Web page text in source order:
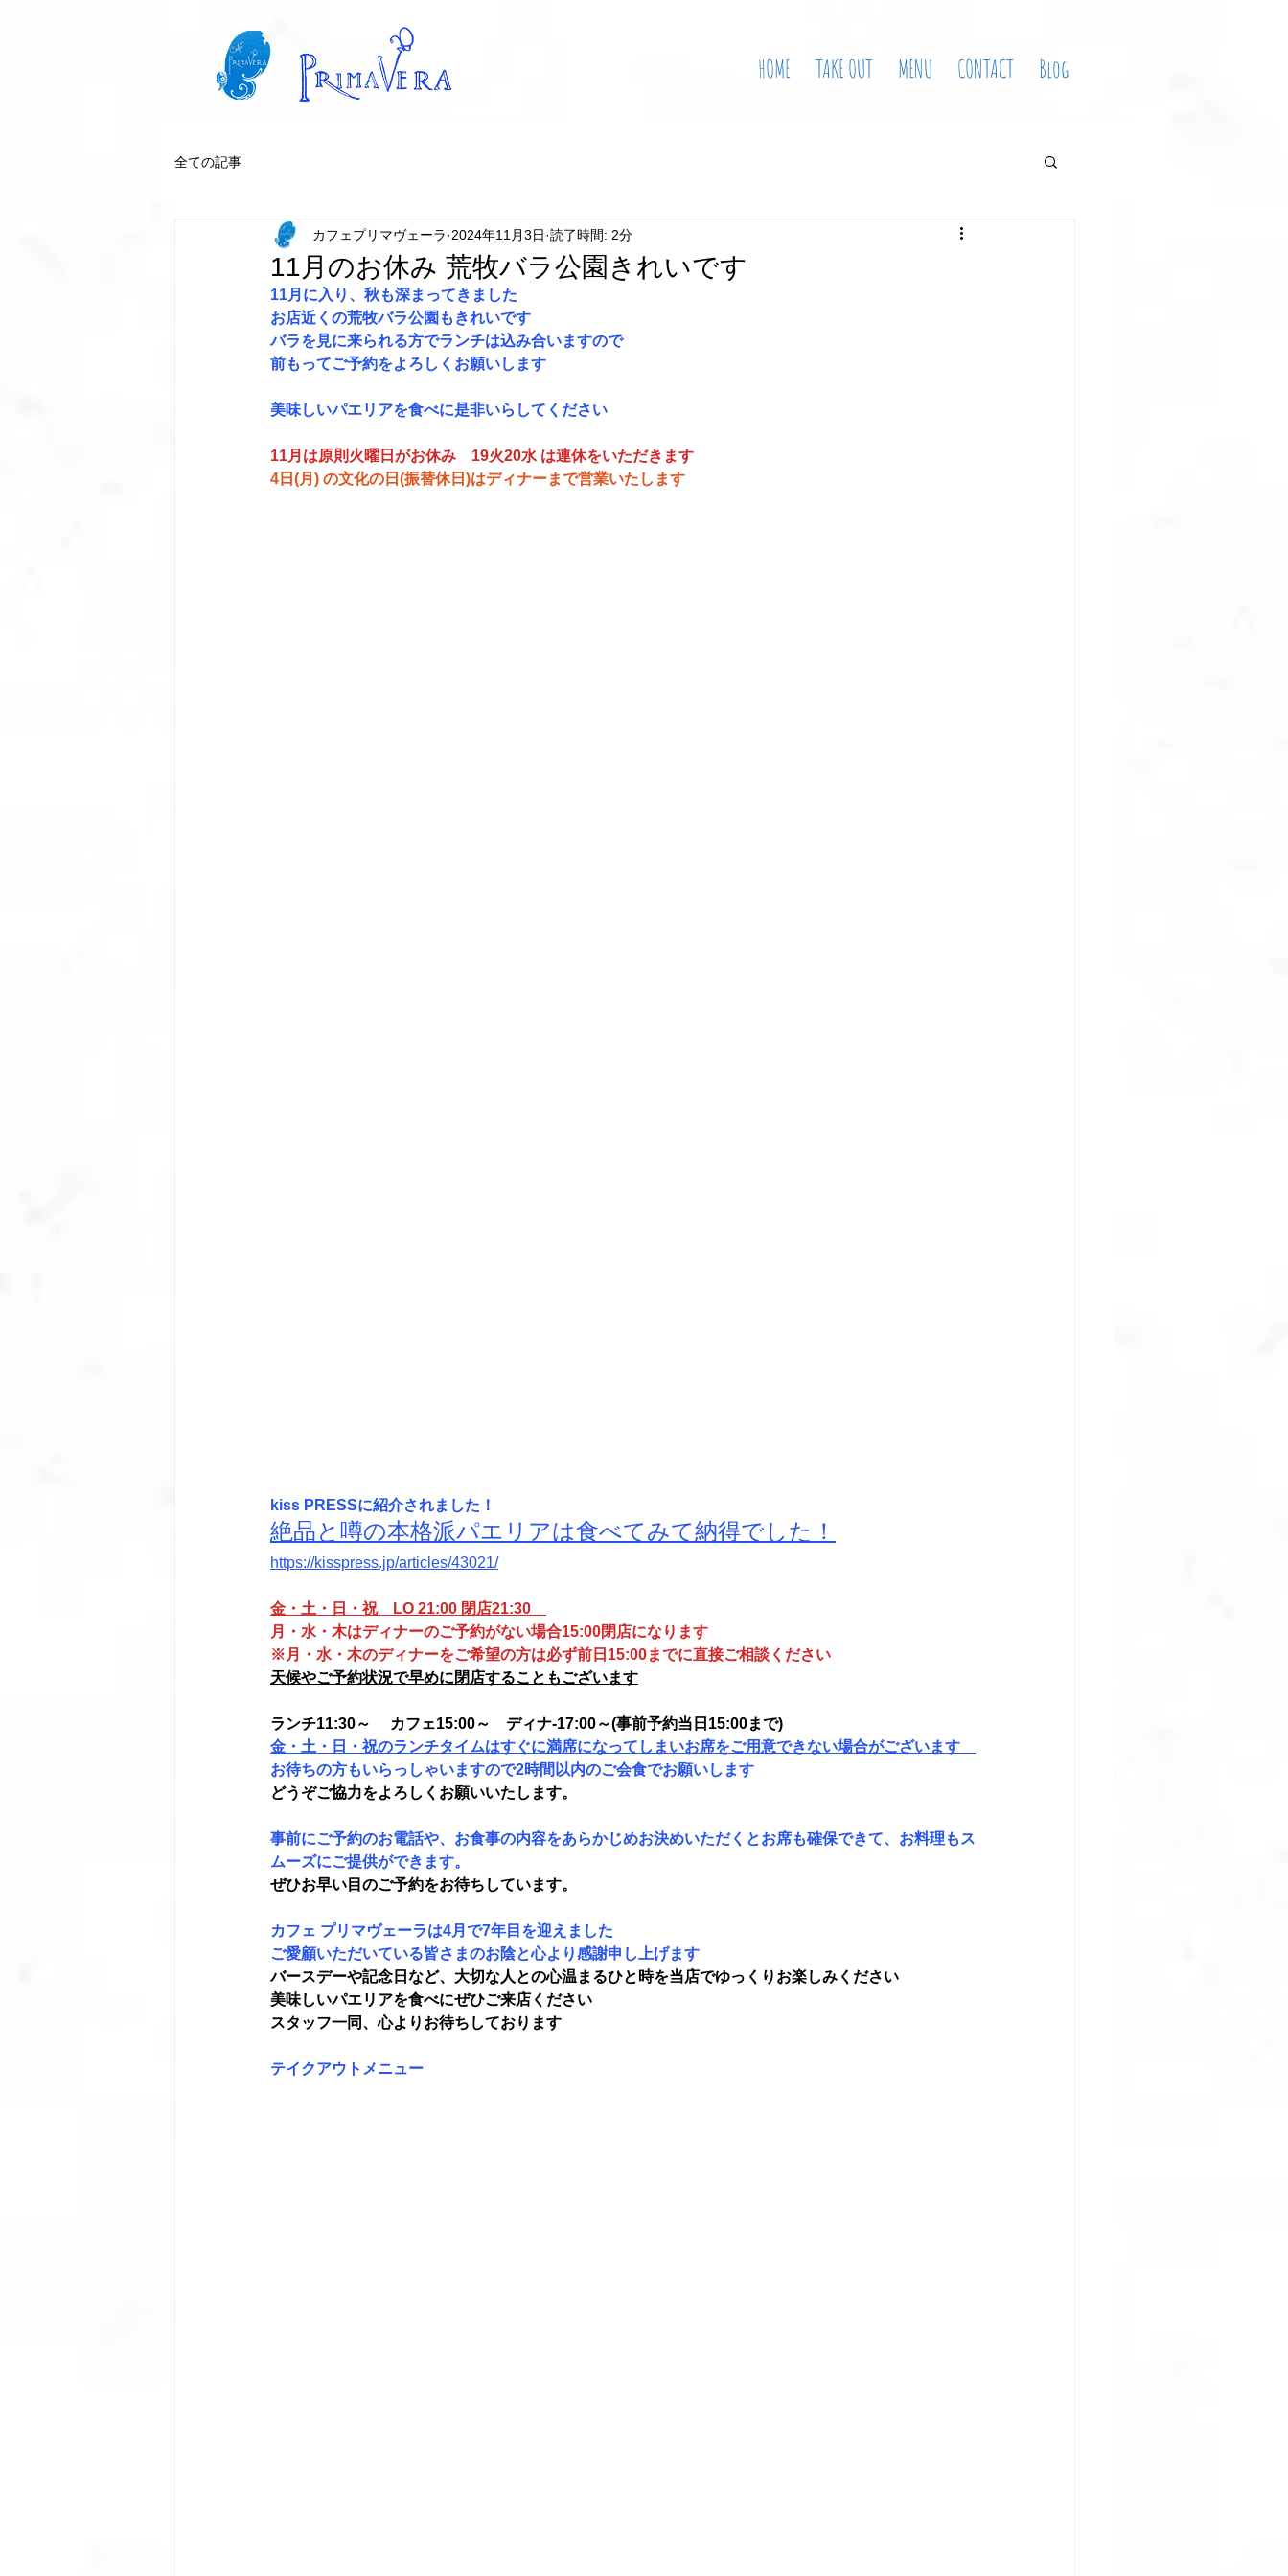
HOME TAKE OUT MENU CONTACT Blog
全ての記事
11月のお休み 荒牧バラ公園きれいです
カフェプリマヴェーラ 2024年11月3日 読了時間: 2分
11月に入り、秋も深まってきました
お店近くの荒牧バラ公園もきれいです
バラを見に来られる方でランチは込み合いますので
前もってご予約をよろしくお願いします
美味しいパエリアを食べに是非いらしてください
11月は原則火曜日がお休み　19火20水 は連休をいただきます
4日(月) の文化の日(振替休日)はディナーまで営業いたします
kiss PRESSに紹介されました！
絶品と噂の本格派パエリアは食べてみて納得でした！
https://kisspress.jp/articles/43021/
金・土・日・祝　LO 21:00 閉店21:30
月・水・木はディナーのご予約がない場合15:00閉店になります
※月・水・木のディナーをご希望の方は必ず前日15:00までに直接ご相談ください
天候やご予約状況で早めに閉店することもございます
ランチ11:30～ 　カフェ15:00～　ディナ-17:00～(事前予約当日15:00まで)
金・土・日・祝のランチタイムはすぐに満席になってしまいお席をご用意できない場合がございます
お待ちの方もいらっしゃいますので2時間以内のご会食でお願いします
どうぞご協力をよろしくお願いいたします。
事前にご予約のお電話や、お食事の内容をあらかじめお決めいただくとお席も確保できて、お料理もス
ムーズにご提供ができます。
ぜひお早い目のご予約をお待ちしています。
カフェ プリマヴェーラは4月で7年目を迎えました
ご愛顧いただいている皆さまのお陰と心より感謝申し上げます
バースデーや記念日など、大切な人との心温まるひと時を当店でゆっくりお楽しみください
美味しいパエリアを食べにぜひご来店ください
スタッフ一同、心よりお待ちしております
テイクアウトメニュー